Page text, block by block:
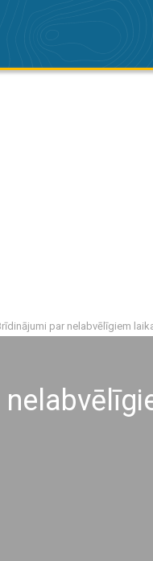
par nelabvēlīgiem